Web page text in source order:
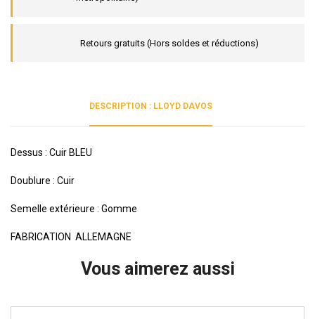
Retours gratuits (Hors soldes et réductions)
DESCRIPTION : LLOYD DAVOS
Dessus : Cuir BLEU
Doublure : Cuir
Semelle extérieure : Gomme
FABRICATION ALLEMAGNE
Vous aimerez aussi